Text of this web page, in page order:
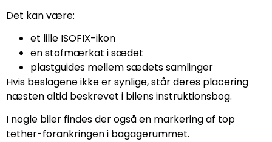
Det kan være:
et lille ISOFIX-ikon
en stofmærkat i sædet
plastguides mellem sædets samlinger
Hvis beslagene ikke er synlige, står deres placering
næsten altid beskrevet i bilens instruktionsbog.
I nogle biler findes der også en markering af top
tether-forankringen i bagagerummet.